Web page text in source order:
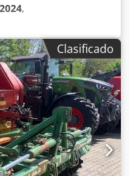
2024,
Clasificado